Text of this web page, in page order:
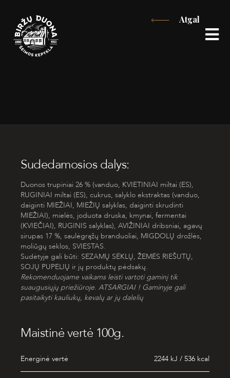
prie
turinio
Atgal
Sudedamosios dalys:
Duonos trupiniai 26 % (vanduo, KVIETINIAI miltai (ES),
RUGINIAI miltai (ES), cukrus, salyklo ekstraktas (vanduo,
daiginti MIEŽIAI, MIEŽIŲ salyklas, daiginti skrudinti
MIEŽIAI), mielės, joduota druska, kmynai, fermentai
(KVIEČIAI), RUGINIS salyklas), AVIŽINIAI dribsniai, agavų
sirupas 17 %, saulėgrąžų branduoliai, MIGDOLŲ drožlės,
moliūgų sėklos, SVIESTAS.
Sudėtyje gali būti: SEZAMŲ SĖKLŲ, ŽEMĖS RIEŠUTŲ,
SOJŲ PUPELIŲ ir jų produktų pėdsakų.
Rekomenduojame vaikams leisti vartoti gaminį tik
suaugusiųjų priežiūroje. ATSARGIAI ! Gaminyje gali
pasitaikyti kauliukų, kevalų ar jų dalelių
Maistinė vertė 100g.
Energinė vertė 2244 kJ / 536 kcal